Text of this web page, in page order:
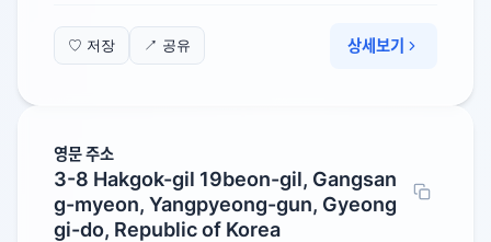
♡ 저장 ↗ 공유 상세보기
영문 주소
3-8 Hakgok-gil 19beon-gil, Gangsan
g-myeon, Yangpyeong-gun, Gyeong
gi-do, Republic of Korea